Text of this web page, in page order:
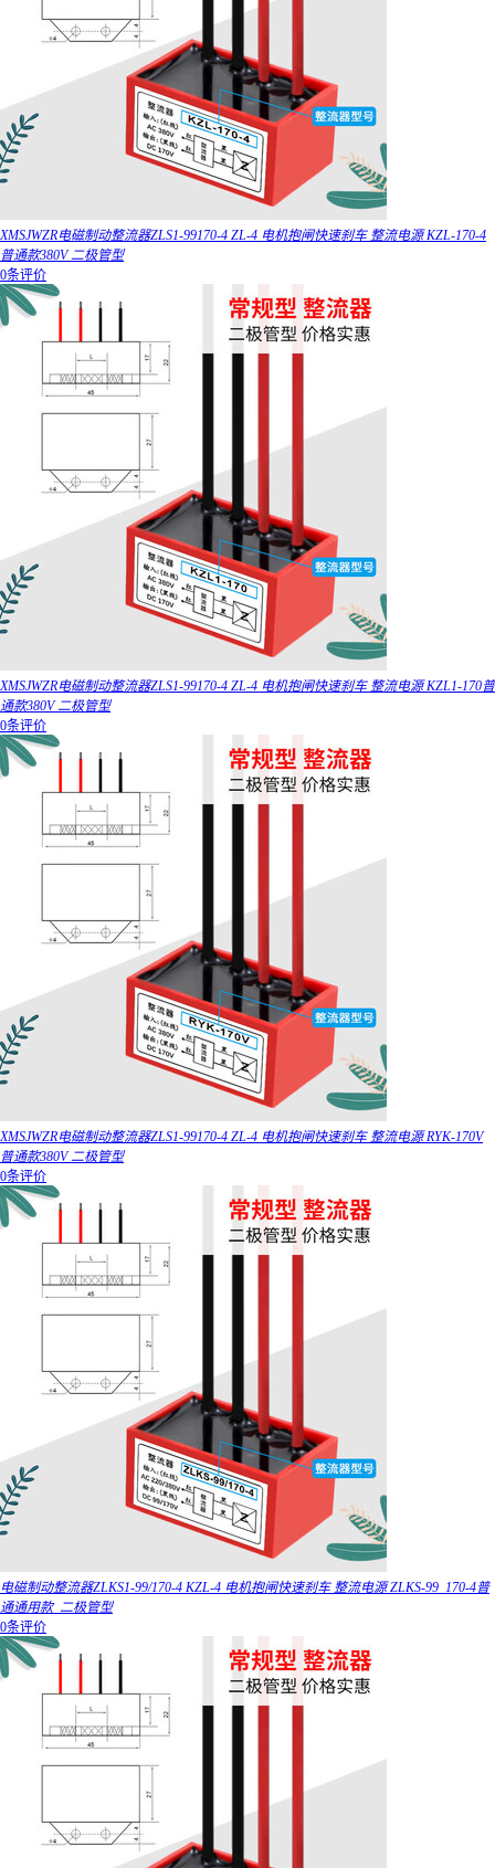
XMSJWZR电磁制动整流器ZLS1-99170-4 ZL-4 电机抱闸快速刹车 整流电源 KZL-170-4
普通款380V 二极管型
0条评价
XMSJWZR电磁制动整流器ZLS1-99170-4 ZL-4 电机抱闸快速刹车 整流电源 KZL1-170普
通款380V 二极管型
0条评价
XMSJWZR电磁制动整流器ZLS1-99170-4 ZL-4 电机抱闸快速刹车 整流电源 RYK-170V
普通款380V 二极管型
0条评价
电磁制动整流器ZLKS1-99/170-4 KZL-4 电机抱闸快速刹车 整流电源 ZLKS-99_170-4普
通通用款_二极管型
0条评价